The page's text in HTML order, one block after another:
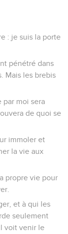
: je suis la porte
pénétré dans
Mais les brebis
par moi sera
de quoi se
immoler et
la vie aux
propre vie pour
et à qui les
seulement
voit venir le